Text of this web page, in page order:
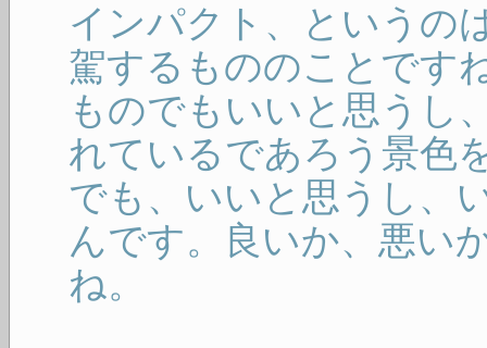
インパクト、というの
駕するもののことです
ものでもいいと思うし
れているであろう景色
でも、いいと思うし、
んです。良いか、悪い
ね。